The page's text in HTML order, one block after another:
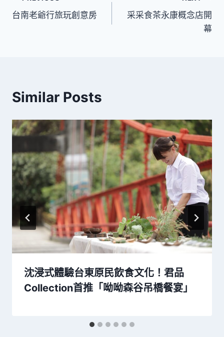
章
台南老爺行旅玩創意房
采采食茶永康概念店開
幕
Similar Posts
沈浸式體驗台東原民飲食文化！君品
Collection首推「呦呦森谷吊橋餐宴」